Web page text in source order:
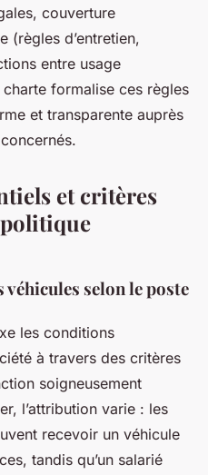
couverture
(règles d’entretien,
entre usage
formalise ces règles
et transparente auprès
et critères
selon le poste
les conditions
à travers des critères
soigneusement
l’attribution varie : les
recevoir un véhicule
tandis qu’un salarié